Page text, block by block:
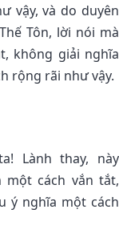
vậy, và do duyên
Tôn, lời nói mà
không giải nghĩa
rộng rãi như vậy.
Lành thay, này
một cách vắn tắt,
ý nghĩa một cách